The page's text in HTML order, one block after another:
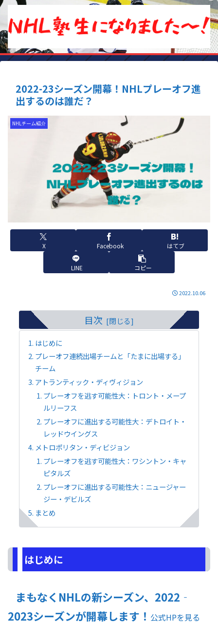
2022-23シーズン開幕！NHLプレーオフ進
出するのは誰だ？
NHLチーム紹介
X Facebook はてブ
LINE コピー
2022.10.06
目次
はじめに
プレーオフ連続出場チームと「たまに出場する」
チーム
アトランティック・ディヴィジョン
プレーオフを逃す可能性大：トロント・メープ
ルリーフス
プレーオフに進出する可能性大：デトロイト・
レッドウイングス
メトロポリタン・ディビジョン
プレーオフを逃す可能性大：ワシントン・キャ
ピタルズ
プレーオフに進出する可能性大：ニュージャー
ジー・デビルズ
まとめ
はじめに
まもなくNHLの新シーズン、2022‐
2023シーズンが開幕します！ 公式HPを見る